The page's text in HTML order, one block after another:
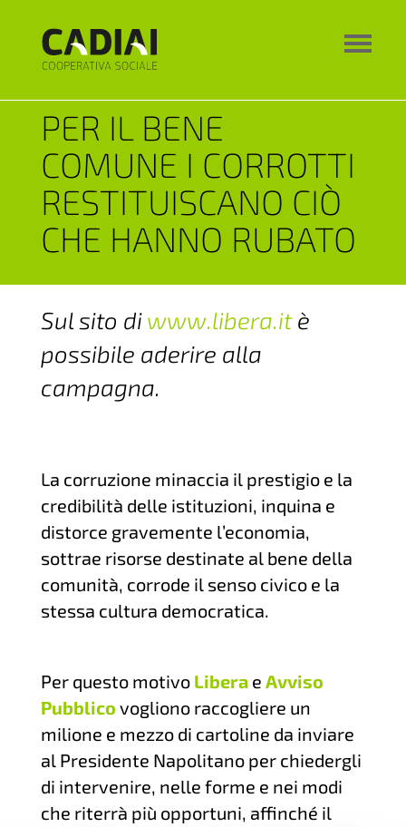
PER IL BENE
COMUNE I CORROTTI
RESTITUISCANO CIÒ
CHE HANNO RUBATO
Sul sito diwww.libera.itè
possibile aderire alla
campagna.
La corruzione minaccia il prestigio e la
credibilità delle istituzioni, inquina e
distorce gravemente l’economia,
sottrae risorse destinate al bene della
comunità, corrode il senso civico e la
stessa cultura democratica.
Per questo motivo Liberae Avviso
Pubblico vogliono raccogliere un
milione e mezzo di cartoline da inviare
al Presidente Napolitano per chiedergli
di intervenire, nelle forme e nei modi
che riterrà più opportuni, affinché il